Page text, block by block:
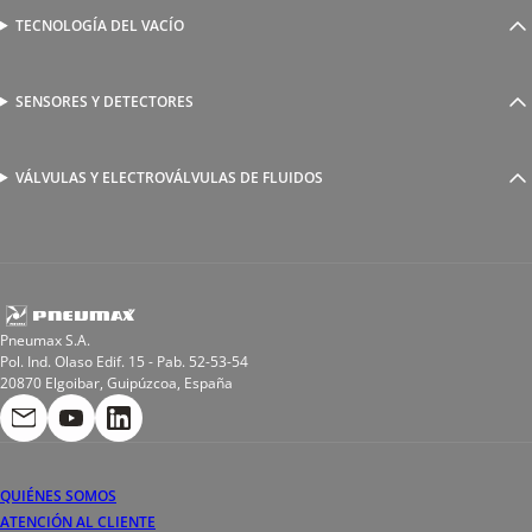
Válvulas complementarias
Racores rápidos
Reguladores de caudal
Racores para soldadura
TECNOLOGÍA DEL VACÍO
Ventosas
Válvulas y electroválvulas
SENSORES Y DETECTORES
Detectores magnéticos
VÁLVULAS Y ELECTROVÁLVULAS DE FLUIDOS
Electroválvulas de acción directa
Bobinas
Pneumax S.A.
Pol. Ind. Olaso Edif. 15 - Pab. 52-53-54
20870 Elgoibar, Guipúzcoa, España
QUIÉNES SOMOS
ATENCIÓN AL CLIENTE